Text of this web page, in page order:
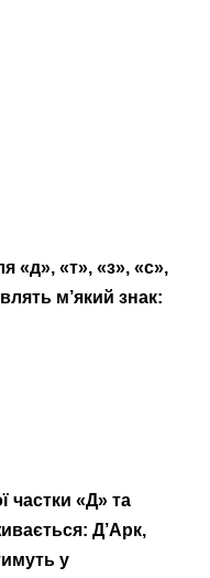
«д», «т», «з», «с»,
м’який знак:
частки «Д» та
Д’Арк,
у